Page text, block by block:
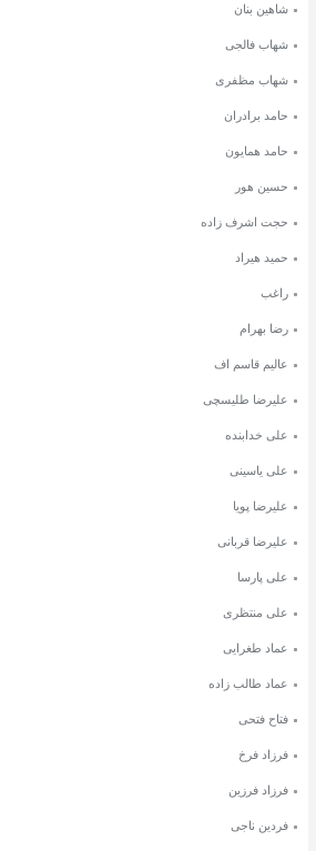
شاهین بنان
شهاب فالجی
شهاب مظفری
حامد برادران
حامد همایون
حسین هور
حجت اشرف زاده
حمید هیراد
راغب
رضا بهرام
عالیم قاسم اف
علیرضا طلیسچی
علی خدابنده
علی یاسینی
علیرضا پویا
علیرضا قربانی
علی پارسا
علی منتظری
عماد طغرایی
عماد طالب زاده
فتاح فتحی
فرزاد فرخ
فرزاد فرزین
فردین ناجی